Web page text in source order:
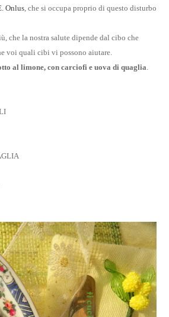
Onlus , che si occupa proprio di questo disturbo
che la nostra salute dipende dal cibo che
voi quali cibi vi possono aiutare.
al limone, con carciofi e uova di quaglia